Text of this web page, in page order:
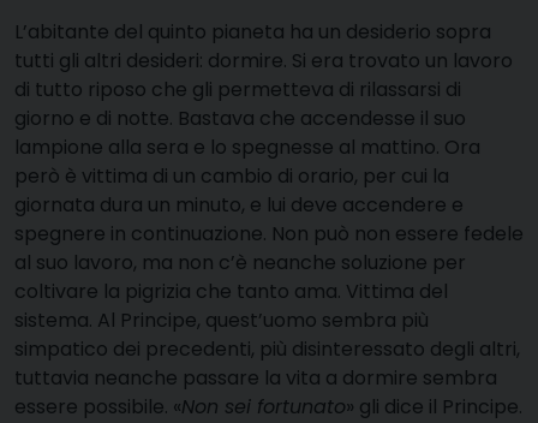
L’abitante del quinto pianeta ha un desiderio sopra
tutti gli altri desideri: dormire. Si era trovato un lavoro
di tutto riposo che gli permetteva di rilassarsi di
giorno e di notte. Bastava che accendesse il suo
lampione alla sera e lo spegnesse al mattino. Ora
però è vittima di un cambio di orario, per cui la
giornata dura un minuto, e lui deve accendere e
spegnere in continuazione. Non può non essere fedele
al suo lavoro, ma non c’è neanche soluzione per
coltivare la pigrizia che tanto ama. Vittima del
sistema. Al Principe, quest’uomo sembra più
simpatico dei precedenti, più disinteressato degli altri,
tuttavia neanche passare la vita a dormire sembra
essere possibile. «Non sei fortunato» gli dice il Principe.